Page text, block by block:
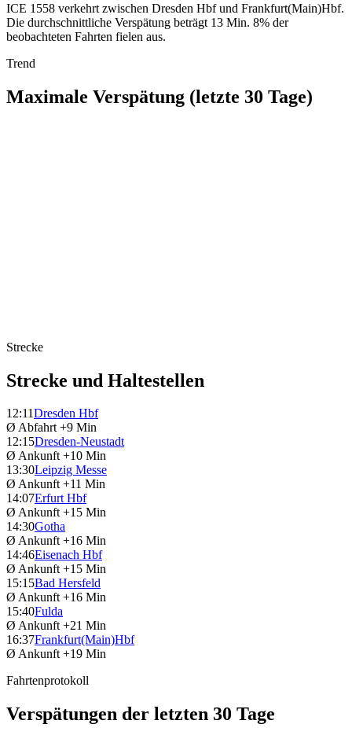
ICE 1558 verkehrt zwischen Dresden Hbf und Frankfurt(Main)Hbf.
Die durchschnittliche Verspätung beträgt 13 Min. 8% der
beobachteten Fahrten fielen aus.
Trend
Maximale Verspätung (letzte 30 Tage)
Strecke
Strecke und Haltestellen
12:11Dresden Hbf
Ø Abfahrt +9 Min
12:15Dresden-Neustadt
Ø Ankunft +10 Min
13:30Leipzig Messe
Ø Ankunft +11 Min
14:07Erfurt Hbf
Ø Ankunft +15 Min
14:30Gotha
Ø Ankunft +16 Min
14:46Eisenach Hbf
Ø Ankunft +15 Min
15:15Bad Hersfeld
Ø Ankunft +16 Min
15:40Fulda
Ø Ankunft +21 Min
16:37Frankfurt(Main)Hbf
Ø Ankunft +19 Min
Fahrtenprotokoll
Verspätungen der letzten 30 Tage